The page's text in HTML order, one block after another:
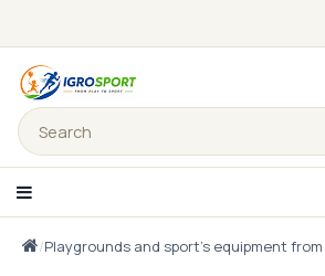
text_catalog_panel
/Playgrounds and sport's equipment